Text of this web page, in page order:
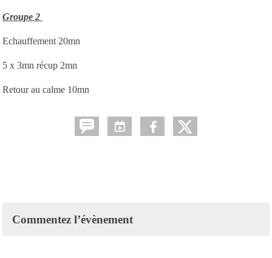
Groupe 2
Echauffement 20mn
5 x 3mn récup 2mn
Retour au calme 10mn
Commentez l’évènement